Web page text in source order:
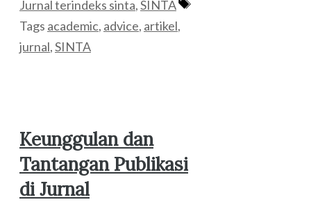
Jurnal terindeks sinta,SINTA
Tags academic, advice, artikel,
jurnal,SINTA
Keunggulan dan
Tantangan Publikasi
di Jurnal